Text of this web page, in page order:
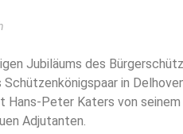
Jubiläums des
Schützenkönigspaar in
Hans-Peter Katers von
Adjutanten.